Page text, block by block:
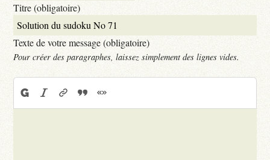
Titre (obligatoire)
Texte de votre message (obligatoire)
Pour créer des paragraphes, laissez simplement des lignes vides.